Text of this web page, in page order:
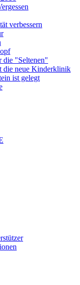
verbessern
die "Seltenen"
die neue Kinderklinik
ist gelegt